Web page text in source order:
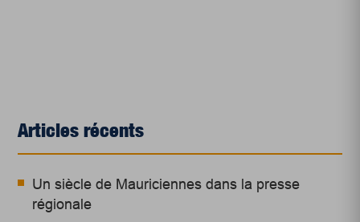
Articles récents
Un siècle de Mauriciennes dans la presse
régionale